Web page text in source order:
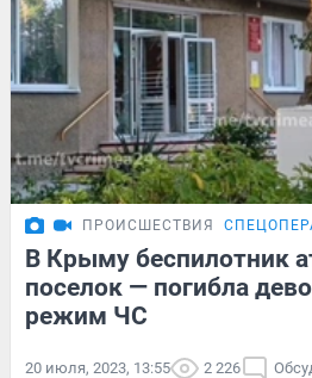
ПРОИСШЕСТВИЯ
В Крыму беспилотник
поселок — погибла
режим ЧС
20 июля, 2023, 13:55 2 226